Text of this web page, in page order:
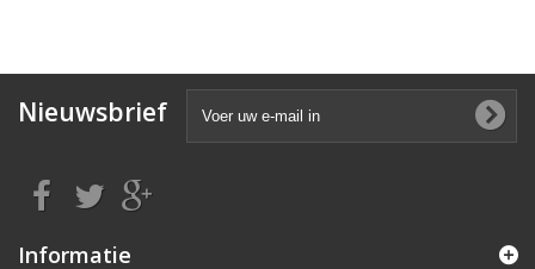
Nieuwsbrief
Informatie